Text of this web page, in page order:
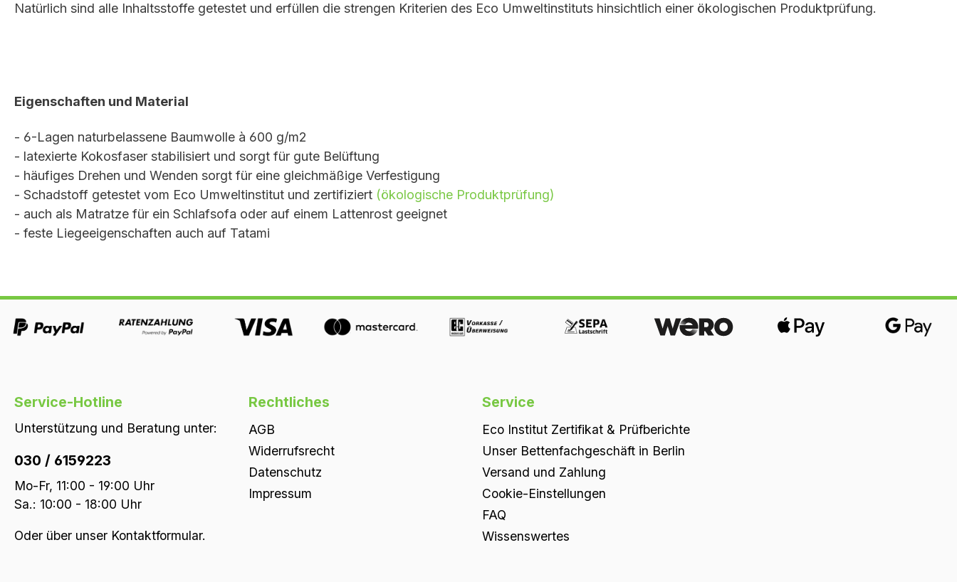
Natürlich sind alle Inhaltsstoffe getestet und erfüllen die strengen Kriterien des Eco Umweltinstituts hinsichtlich einer ökologischen Produktprüfung.
Eigenschaften und Material
- 6-Lagen naturbelassene Baumwolle à 600 g/m2
- latexierte Kokosfaser stabilisiert und sorgt für gute Belüftung
- häufiges Drehen und Wenden sorgt für eine gleichmäßige Verfestigung
- Schadstoff getestet vom Eco Umweltinstitut und zertifiziert (ökologische Produktprüfung)
- auch als Matratze für ein Schlafsofa oder auf einem Lattenrost geeignet
- feste Liegeeigenschaften auch auf Tatami
Service-Hotline
Unterstützung und Beratung unter:
030 / 6159223
Mo-Fr, 11:00 - 19:00 Uhr
Sa.: 10:00 - 18:00 Uhr
Oder über unser Kontaktformular.
Rechtliches
AGB
Widerrufsrecht
Datenschutz
Impressum
Service
Eco Institut Zertifikat & Prüfberichte
Unser Bettenfachgeschäft in Berlin
Versand und Zahlung
Cookie-Einstellungen
FAQ
Wissenswertes